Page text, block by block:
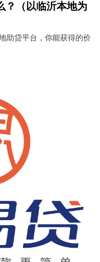
？（以临沂本地为
助贷平台，你能获得的价